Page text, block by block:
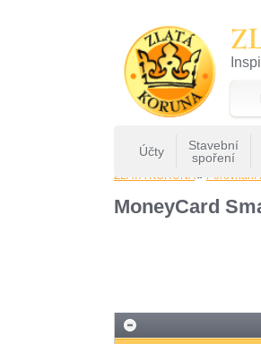
22
Účty
Stavební
spoření
ZLATÁ KORUNA» Porovnání
MoneyCard